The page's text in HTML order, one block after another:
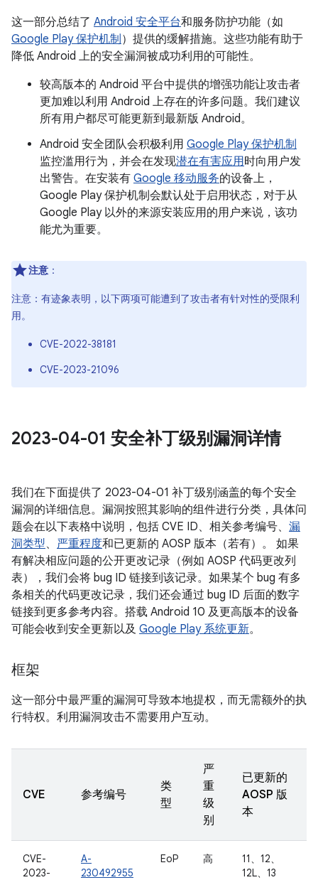
这一部分总结了 Android 安全平台和服务防护功能（如
Google Play 保护机制 ）提供的缓解措施。这些功能有助于
降低 Android 上的安全漏洞被成功利用的可能性。
较高版本的 Android 平台中提供的增强功能让攻击者
更加难以利用 Android 上存在的许多问题。我们建议
所有用户都尽可能更新到最新版 Android。
Android 安全团队会积极利用 Google Play 保护机制
监控滥用行为，并会在发现潜在有害应用时向用户发
出警告。在安装有 Google 移动服务的设备上，
Google Play 保护机制会默认处于启用状态，对于从
Google Play 以外的来源安装应用的用户来说，该功
能尤为重要。
注意 ：
注意：有迹象表明，以下两项可能遭到了攻击者有针对性的受限利
用。
CVE-2022-38181
CVE-2023-21096
2023-04-01 安全补丁级别漏洞详情
我们在下面提供了 2023-04-01 补丁级别涵盖的每个安全
漏洞的详细信息。漏洞按照其影响的组件进行分类，具体问
题会在以下表格中说明，包括 CVE ID、相关参考编号、 漏
洞类型、 严重程度和已更新的 AOSP 版本（若有）。 如果
有解决相应问题的公开更改记录（例如 AOSP 代码更改列
表），我们会将 bug ID 链接到该记录。如果某个 bug 有多
条相关的代码更改记录，我们还会通过 bug ID 后面的数字
链接到更多参考内容。搭载 Android 10 及更高版本的设备
可能会收到安全更新以及 Google Play 系统更新。
框架
这一部分中最严重的漏洞可导致本地提权，而无需额外的执
行特权。利用漏洞攻击不需要用户互动。
CVE 参考编号
类
型
严
重
级
别
已更新的
AOSP 版
本
CVE-
2023-
A-
230492955
EoP 高
11、12、
12L、13